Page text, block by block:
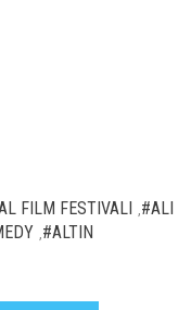
FILM FESTIVALI #ALI
#ALTIN